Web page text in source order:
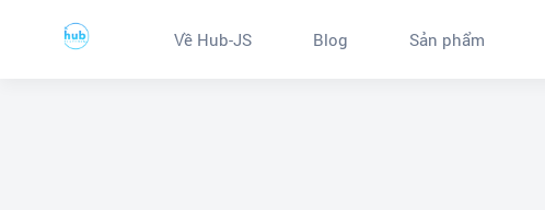
Về Hub-JS Blog Sản phẩm